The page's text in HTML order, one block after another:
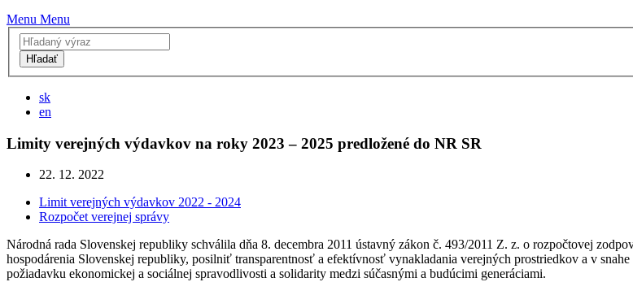
Menu Menu
Hľadať
sk
en
Limity verejných výdavkov na roky 2023 – 2025 predložené do NR SR
22. 12. 2022
Limit verejných výdavkov 2022 - 2024
Rozpočet verejnej správy
Národná rada Slovenskej republiky schválila dňa 8. decembra 2011 ústavný zákon č. 493/2011 Z. z. o rozpočtovej
hospodárenia Slovenskej republiky, posilniť transparentnosť a efektívnosť vynakladania verejných prostriedkov a v
požiadavku ekonomickej a sociálnej spravodlivosti a solidarity medzi súčasnými a budúcimi generáciami.